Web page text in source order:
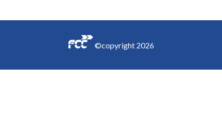
©copyright 2026